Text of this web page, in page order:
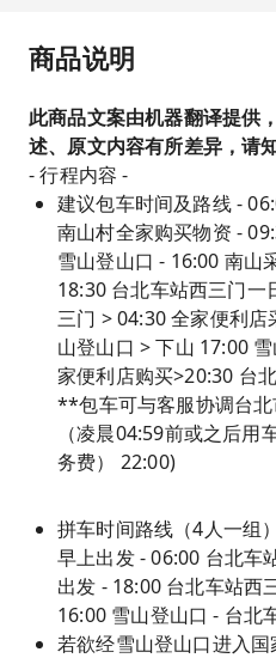
商品说明
此商品文案由机器翻译提供
述、原文内容有所差异，请知
- 行程内容 -
建议包车时间及路线 -
南山村全家购买物资 -
雪山登山口 - 16:00 南山
18:30 台北车站西三门一
三门 > 04:30 全家便利
山登山口 > 下山 17:00
家便利店购买>20:30 台
**包车可与客服协调台
（凌晨04:59前或之后用
务费） 22:00)
拼车时间路线（4人一组）
早上出发 - 06:00 台北车
出发 - 18:00 台北车站西
16:00 雪山登山口 - 台北
若欲经雪山登山口进入